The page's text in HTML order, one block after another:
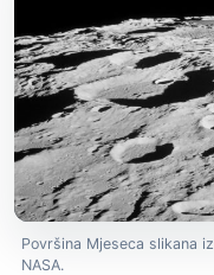
Površina Mjeseca slikana
NASA.